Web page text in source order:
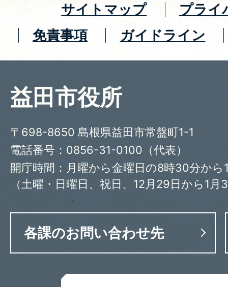
サイトマップ
プライ
免責事項
ガイドライン
益田市役所
〒698-8650 島根県益田市常盤町1-1
電話番号：0856-31-0100（代表）
開庁時間：月曜から金曜日の8時30分から
（土曜・日曜日、祝日、12月29日から1月
各課のお問い合わせ先